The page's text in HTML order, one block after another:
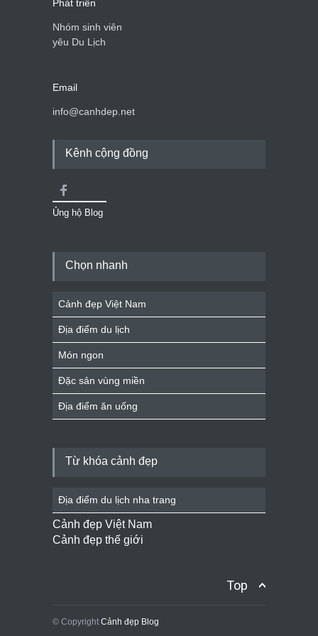
Phát triển
Nhóm sinh viên
yêu Du Lịch
Email
info@canhdep.net
Kênh cộng đồng
Ủng hộ Blog
Chọn nhanh
Cảnh đẹp Việt Nam
Địa điểm du lịch
Món ngon
Đặc sản vùng miền
Địa điểm ăn uống
Từ khóa cảnh đẹp
Địa điểm du lịch nha trang
Cảnh đẹp Việt Nam
Cảnh đẹp thế giới
Top
© Copyright Cảnh đẹp Blog